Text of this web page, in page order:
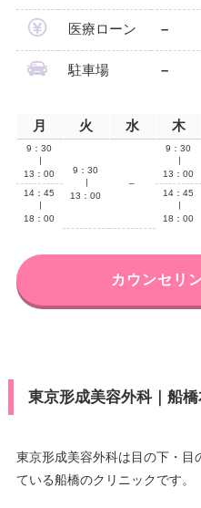
医療ローン –
駐車場 –
月 火 水 木
9：30
13：00
9：30
13：00
–
9：30
13：00
14：45
18：00
14：45
18：00
カウンセリ
東京形成美容外科｜船
東京形成美容外科は目の下・目
ている船橋のクリニックです。